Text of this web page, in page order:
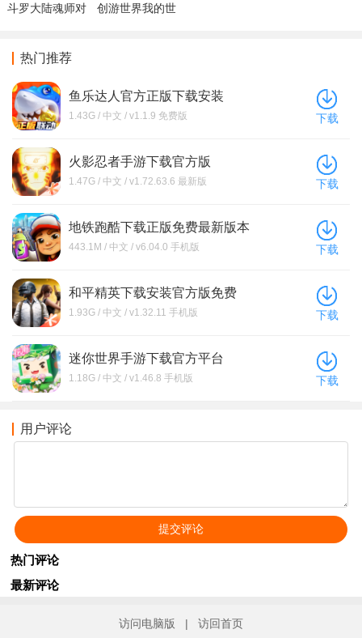
斗罗大陆魂师对
创游世界我的世
热门推荐
鱼乐达人官方正版下载安装
1.43G / 中文 / v1.1.9 免费版 下载
火影忍者手游下载官方版
1.47G / 中文 / v1.72.63.6 最新版 下载
地铁跑酷下载正版免费最新版本
443.1M / 中文 / v6.04.0 手机版 下载
和平精英下载安装官方版免费
1.93G / 中文 / v1.32.11 手机版 下载
迷你世界手游下载官方平台
1.18G / 中文 / v1.46.8 手机版 下载
用户评论
热门评论
最新评论
访问电脑版 | 访回首页